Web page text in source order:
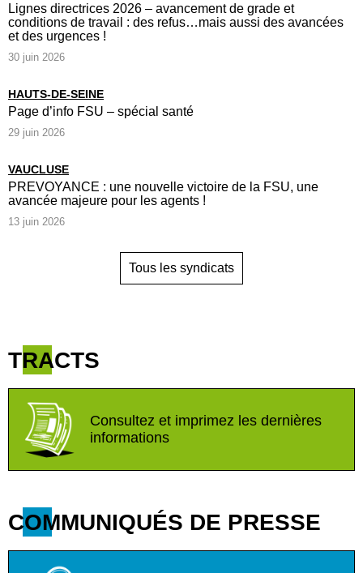
Lignes directrices 2026 – avancement de grade et
conditions de travail : des refus…mais aussi des avancées
et des urgences !
30 juin 2026
HAUTS-DE-SEINE
Page d’info FSU – spécial santé
29 juin 2026
VAUCLUSE
PREVOYANCE : une nouvelle victoire de la FSU, une
avancée majeure pour les agents !
13 juin 2026
Tous les syndicats
TRACTS
Consultez et imprimez les dernières
informations
COMMUNIQUÉS DE PRESSE